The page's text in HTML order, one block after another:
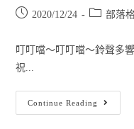
2020/12/24 部落
叮叮噹～叮叮噹～鈴聲多
祝...
Continue Reading